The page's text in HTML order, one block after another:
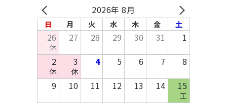
その他布製品
木製製品
キッチン・日用品・雑貨
入稿方法
お支払いについて
原稿作成方法
テンプレートDL
在庫預かり/発送/処分について
イベント協賛申込み
お問い合わせ
資料請求
2026年 8月
日 月 火 水 木 金 土
26
休
27 28 29 30 31
1
2
休
3
休
4 5 6 7
8
9
10 11 12 13 14 15
工